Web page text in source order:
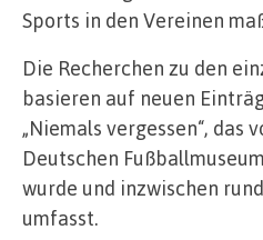
Sports in den Vereinen
Die Recherchen zu den
basieren auf neuen
„Niemals vergessen“, das
Deutschen
wurde und inzwischen
umfasst.